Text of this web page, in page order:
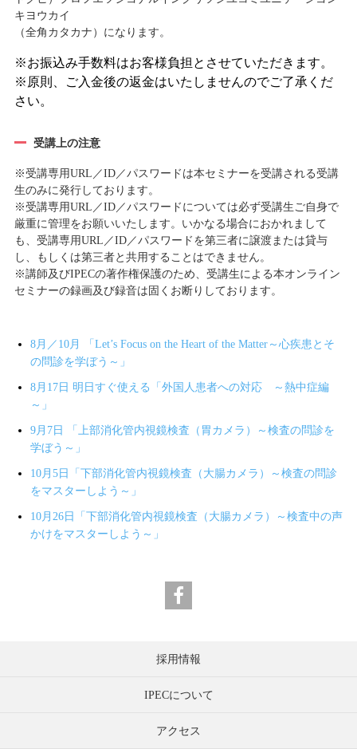
キヨウカイ
（全角カタカナ）になります。
※お振込み手数料はお客様負担とさせていただきます。
※原則、ご入金後の返金はいたしませんのでご了承くだ
さい。
受講上の注意
※受講専用URL／ID／パスワードは本セミナーを受講される受講
生のみに発行しております。
※受講専用URL／ID／パスワードについては必ず受講生ご自身で
厳重に管理をお願いいたします。いかなる場合におかれまして
も、受講専用URL／ID／パスワードを第三者に譲渡または貸与
し、もしくは第三者と共用することはできません。
※講師及びIPECの著作権保護のため、受講生による本オンライン
セミナーの録画及び録音は固くお断りしております。
8月／10月 「Let’s Focus on the Heart of the Matter～心疾患とそ
の問診を学ぼう～」
8月17日 明日すぐ使える「外国人患者への対応 ～熱中症編
～」
9月7日 「上部消化管内視鏡検査（胃カメラ）～検査の問診を
学ぼう～」
10月5日「下部消化管内視鏡検査（大腸カメラ）～検査の問診
をマスターしよう～」
10月26日「下部消化管内視鏡検査（大腸カメラ）～検査中の声
かけをマスターしよう～」
採用情報
IPECについて
アクセス